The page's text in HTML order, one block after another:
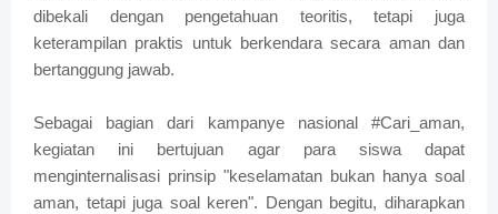
dibekali dengan pengetahuan teoritis, tetapi juga
keterampilan praktis untuk berkendara secara aman dan
bertanggung jawab.
Sebagai bagian dari kampanye nasional #Cari_aman,
kegiatan ini bertujuan agar para siswa dapat
menginternalisasi prinsip "keselamatan bukan hanya soal
aman, tetapi juga soal keren". Dengan begitu, diharapkan